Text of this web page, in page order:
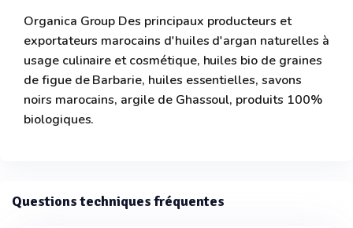
Organica Group Des principaux producteurs et
exportateurs marocains d'huiles d'argan naturelles à
usage culinaire et cosmétique, huiles bio de graines
de figue de Barbarie, huiles essentielles, savons
noirs marocains, argile de Ghassoul, produits 100%
biologiques.
Questions techniques fréquentes